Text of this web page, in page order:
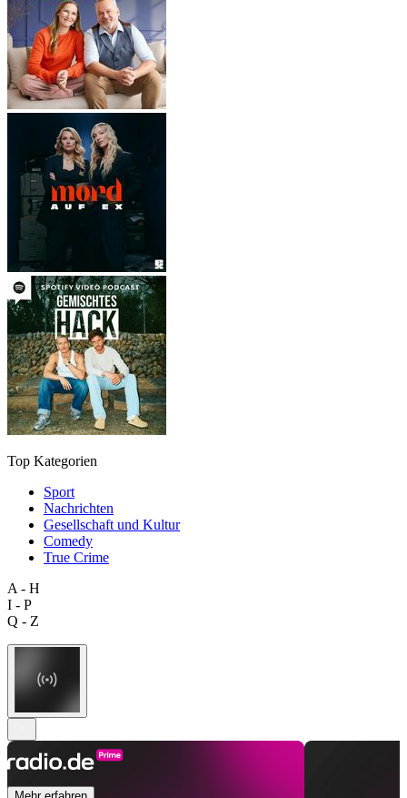
Top Kategorien
Sport
Nachrichten
Gesellschaft und Kultur
Comedy
True Crime
A - H
I - P
Q - Z